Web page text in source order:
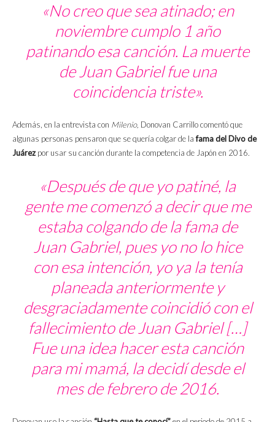
«No creo que sea atinado; en
noviembre cumplo 1 año
patinando esa canción. La muerte
de Juan Gabriel fue una
coincidencia triste».
Además, en la entrevista con Milenio, Donovan Carrillo comentó que
algunas personas pensaron que se quería colgar de lafama del Divo de
Juárez por usar su canción durante la competencia de Japón en 2016.
«Después de que yo patiné, la
gente me comenzó a decir que me
estaba colgando de la fama de
Juan Gabriel, pues yo no lo hice
con esa intención, yo ya la tenía
planeada anteriormente y
desgraciadamente coincidió con el
fallecimiento de Juan Gabriel […]
Fue una idea hacer esta canción
para mi mamá, la decidí desde el
mes de febrero de 2016.